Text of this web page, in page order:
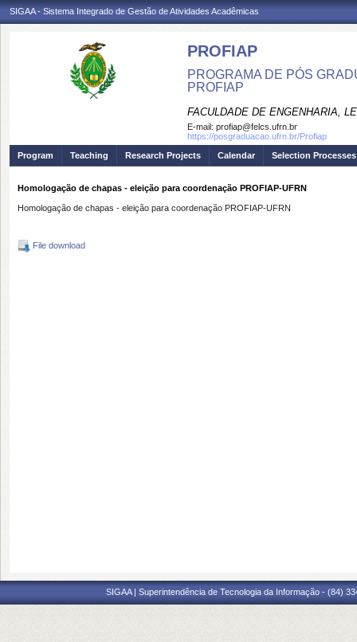
SIGAA - Sistema Integrado de Gestão de Atividades Acadêmicas
PROFIAP
PROGRAMA DE PÓS
PROFIAP
FACULDADE DE ENGENHARIA,
E-mail: profiap@felcs.ufrn.br
https://posgraduacao.ufrn.br/Profiap
Program
Teaching Research Projects Calendar Selection Processes
Homologação de chapas - eleição para coordenação PROFIAP-UFRN
Homologação de chapas - eleição para coordenação PROFIAP-UFRN
File download
SIGAA | Superintendência de Tecnologia da Informação - (84)